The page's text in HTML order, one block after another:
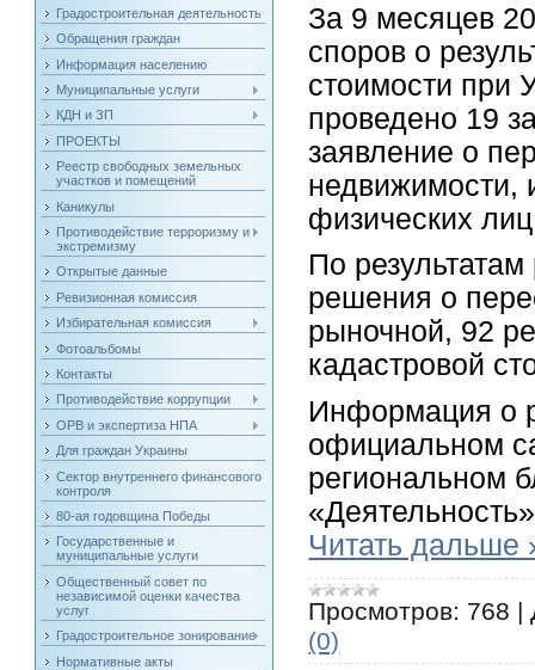
Градостроительная деятельность
Обращения граждан
Информация населению
Муниципальные услуги
КДН и ЗП
ПРОЕКТЫ
Реестр свободных земельных
участков и помещений
Каникулы
Противодействие терроризму и
экстремизму
Открытые данные
Ревизионная комиссия
Избирательная комиссия
Фотоальбомы
Контакты
Противодействие коррупции
ОРВ и экспертиза НПА
Для граждан Украины
Сектор внутреннего финансового
контроля
80-ая годовщина Победы
Государственные и
муниципальные услуги
Общественный совет по
независимой оценки качества
услуг
Градостроительное зонирование
Нормативные акты
За 9 месяцев
споров о
стоимости при
проведено 19
заявление о
недвижимости,
физических
По
решения о
рыночной, 92
кадастровой
Информация о
официальном
региональном
Читать дальше
Просмотров: 768 |
(0)